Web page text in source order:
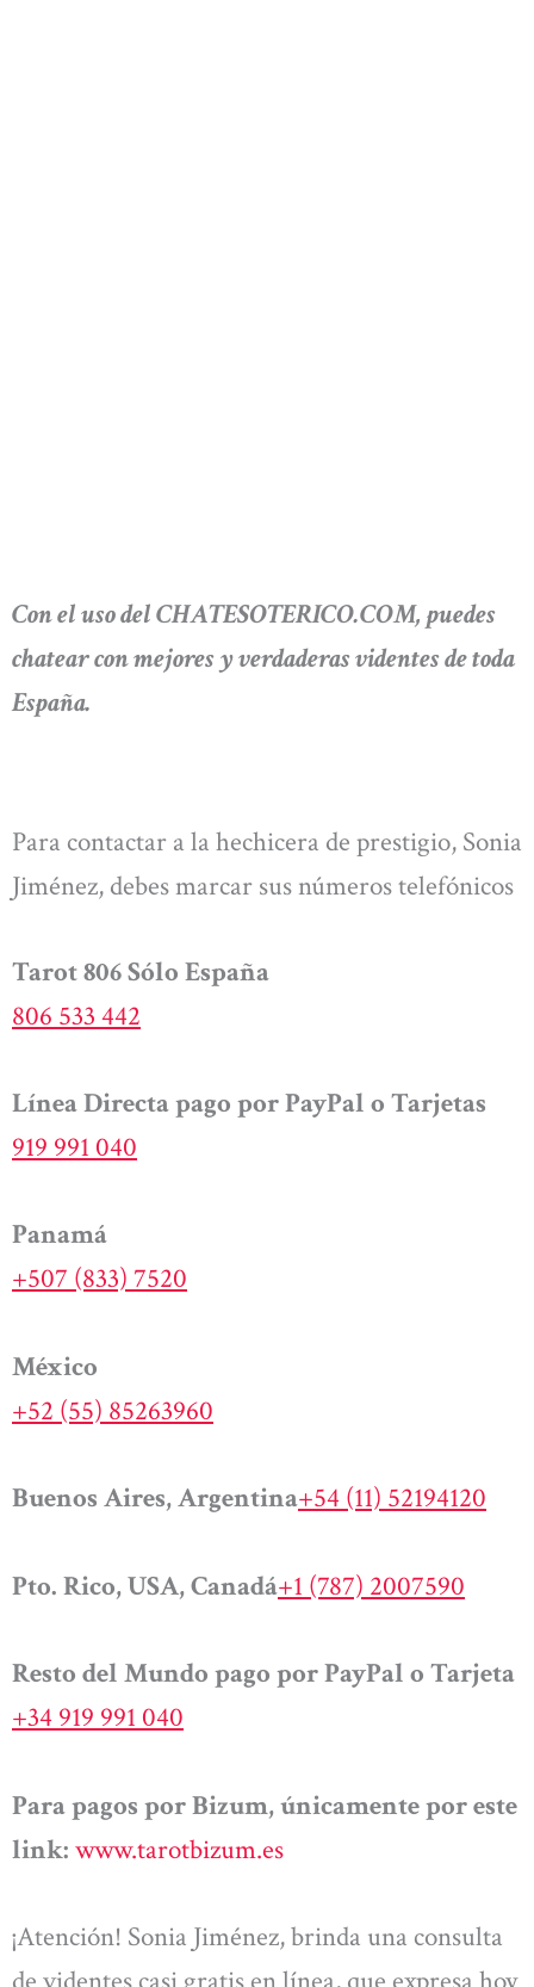
Con el uso del CHATESOTERICO.COM, puedes
chatear con mejores y verdaderas videntes de toda
España.
Para contactar a la hechicera de prestigio, Sonia
Jiménez, debes marcar sus números telefónicos
Tarot 806 Sólo España
806 533 442
Línea Directa pago por PayPal o Tarjetas
919 991 040
Panamá
+507 (833) 7520
México
+52 (55) 85263960
Buenos Aires, Argentina+54 (11) 52194120
Pto. Rico, USA, Canadá+1 (787) 2007590
Resto del Mundo pago por PayPal o Tarjeta
+34 919 991 040
Para pagos por Bizum, únicamente por este
link: www.tarotbizum.es
¡Atención! Sonia Jiménez, brinda una consulta